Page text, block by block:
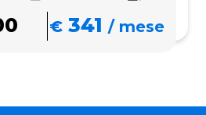
€ 341 / mese